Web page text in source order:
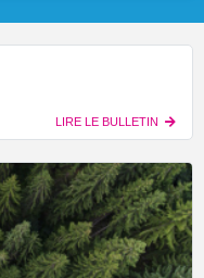
LIRE LE BULLETIN